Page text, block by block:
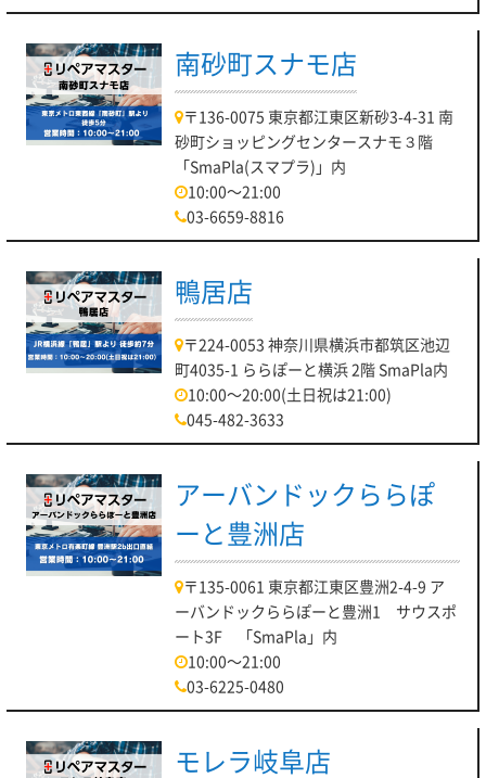
南砂町スナモ店
〒136-0075 東京都江東区新砂3-4-31 南
砂町ショッピングセンタースナモ３階
「SmaPla(スマプラ)」内
10:00～21:00
03-6659-8816
鴨居店
〒224-0053 神奈川県横浜市都筑区池辺
町4035-1 ららぽーと横浜 2階 SmaPla内
10:00～20:00(土日祝は21:00)
045-482-3633
アーバンドックららぽ
ーと豊洲店
〒135-0061 東京都江東区豊洲2-4-9 ア
ーバンドックららぽーと豊洲1 サウスポ
ート3F 「SmaPla」内
10:00～21:00
03-6225-0480
モレラ岐阜店